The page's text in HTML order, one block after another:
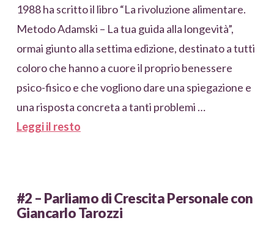
1988 ha scritto il libro “La rivoluzione alimentare.
Metodo Adamski – La tua guida alla longevità”,
ormai giunto alla settima edizione, destinato a tutti
coloro che hanno a cuore il proprio benessere
psico-fisico e che vogliono dare una spiegazione e
una risposta concreta a tanti problemi …
Leggi il resto
#2 – Parliamo di Crescita Personale con
Giancarlo Tarozzi